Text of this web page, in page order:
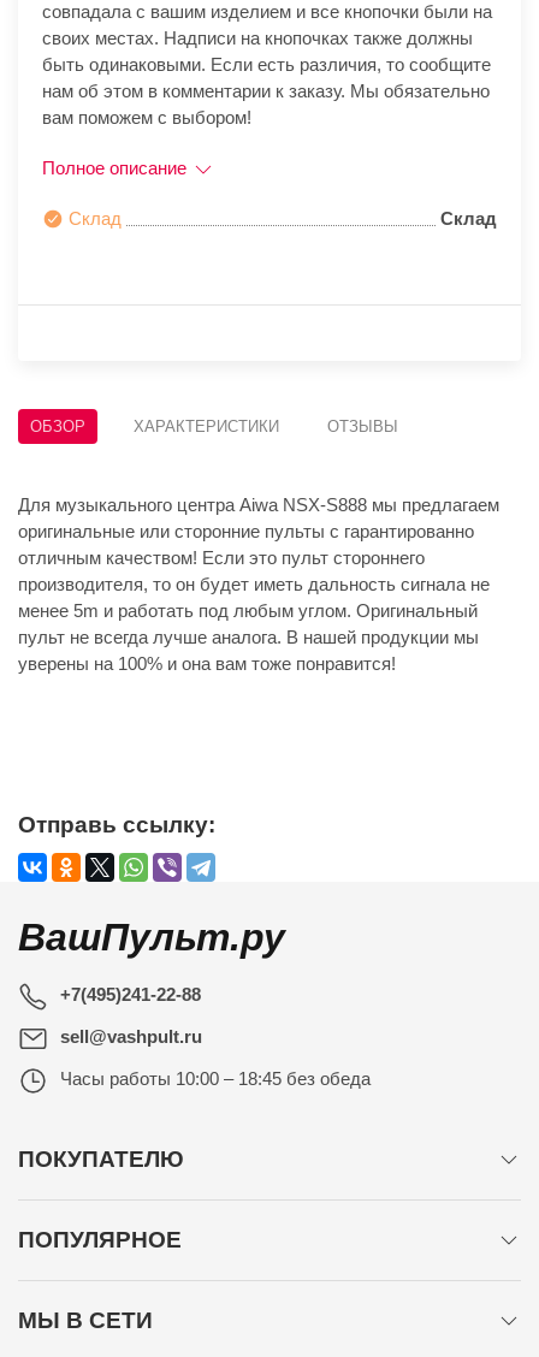
совпадала с вашим изделием и все кнопочки были на
своих местах. Надписи на кнопочках также должны
быть одинаковыми. Если есть различия, то сообщите
нам об этом в комментарии к заказу. Мы обязательно
вам поможем с выбором!
Полное описание
Склад Склад
ОБЗОР ХАРАКТЕРИСТИКИ ОТЗЫВЫ
Для музыкального центра Aiwa NSX-S888 мы предлагаем
оригинальные или сторонние пульты с гарантированно
отличным качеством! Если это пульт стороннего
производителя, то он будет иметь дальность сигнала не
менее 5m и работать под любым углом. Оригинальный
пульт не всегда лучше аналога. В нашей продукции мы
уверены на 100% и она вам тоже понравится!
Отправь ссылку:
ВашПульт.ру
+7(495)241-22-88
sell@vashpult.ru
Часы работы 10:00 – 18:45 без обеда
ПОКУПАТЕЛЮ
ПОПУЛЯРНОЕ
МЫ В СЕТИ